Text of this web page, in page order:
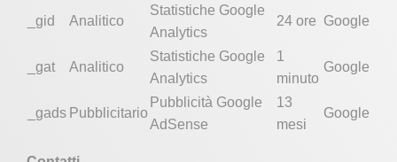
_gid Analitico
Statistiche Google
Analytics
24 ore Google
_gat Analitico
Statistiche Google
Analytics
1
minuto
Google
_gads Pubblicitario
Pubblicità Google
AdSense
13
mesi
Google